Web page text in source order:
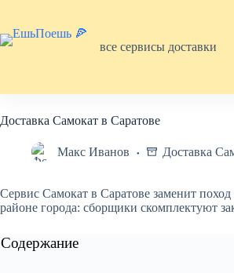
сути
все сервисы доставки
Доставка Самокат в Саратове
Макс Иванов Доставка
Сервис Самокат в Саратове заменит
районе города: сборщики скомплектуют
Содержание